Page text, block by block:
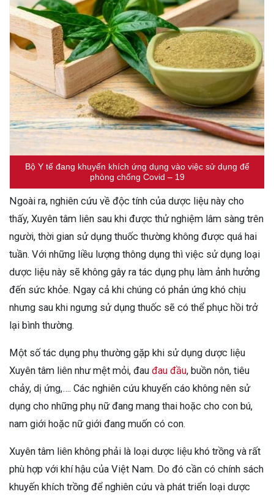
Bộ Y tế đang khuyến khích ứng dụng vào việc sử dụng để
phòng chống Covid – 19
Ngoài ra, nghiên cứu về độc tính của dược liệu này cho
thấy, Xuyên tâm liên sau khi được thử nghiệm lâm sàng trên
người, thời gian sử dụng thuốc thường không được quá hai
tuần. Với những liều lượng thông dụng thì việc sử dụng loại
dược liệu này sẽ không gây ra tác dụng phụ làm ảnh hưởng
đến sức khỏe. Ngay cả khi chúng có phản ứng khó chịu
nhưng sau khi ngưng sử dụng thuốc sẽ có thể phục hồi trở
lại bình thường.
Một số tác dụng phụ thường gặp khi sử dụng dược liệu
Xuyên tâm liên như mệt mỏi, đau đau đầu, buồn nôn, tiêu
chảy, dị ứng,…. Các nghiên cứu khuyến cáo không nên sử
dụng cho những phụ nữ đang mang thai hoặc cho con bú,
nam giới hoặc nữ giới đang muốn có con.
Xuyên tâm liên không phải là loại dược liệu khó trồng và rất
phù hợp với khí hậu của Việt Nam. Do đó cần có chính sách
khuyến khích trồng để nghiên cứu và phát triển loại dược